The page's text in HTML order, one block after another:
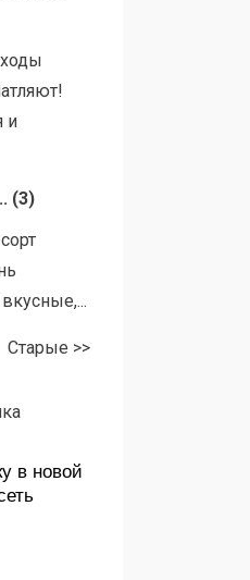
и
(3)
Старые >>
в новой